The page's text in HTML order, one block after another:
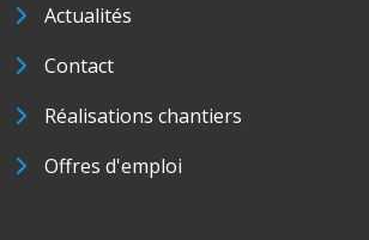
Actualités
Contact
Réalisations chantiers
Offres d'emploi